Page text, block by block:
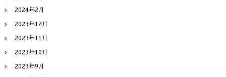
2024年2月
2023年12月
2023年11月
2023年10月
2023年9月